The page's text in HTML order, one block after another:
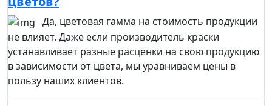
Да, цветовая гамма на стоимость продукции
не влияет. Даже если производитель краски
устанавливает разные расценки на свою продукцию
в зависимости от цвета, мы уравниваем цены в
пользу наших клиентов.